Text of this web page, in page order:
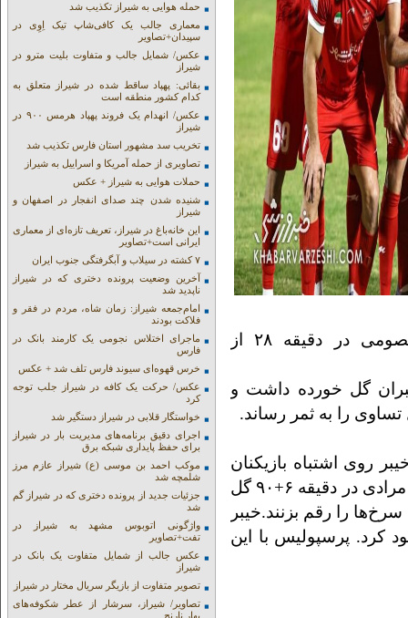
تیم خیبر در نیمه نخست با گلزنی عرفان معصومی در دقیقه ۲۸ از
گل خورده داشت و
روی اشتباه بازیکنان
پرسپولیس در میانه میدان ضد حمله زدند و عیسی مرادی در دقیقه ۶+۹۰ گل
را رقم بزنند.خیبر
صعود کرد. پرسپولیس با این
حمله هوایی به شیراز تکذیب شد
معماری جالب یک کافی‌شاپ تیک اِوِی در
سپیدان+تصاویر
عکس/ شمایل جالب و متفاوت بلیت مترو در
شیراز
بقائی: پهپاد ساقط شده در شیراز متعلق به
کدام کشور منطقه است
عکس/ انهدام یک فروند پهپاد هرمس ۹۰۰ در
شیراز
تخریب سد مشهور استان فارس تکذیب شد
تصاویری از حمله آمریکا و اسراییل به شیراز
حملات هوایی به شیراز + عکس
شنیده شدن چند صدای انفجار در اصفهان و
شیراز
این خانه‌باغ در شیراز، تعریف تازه‌ای از معماری
ایرانی است+تصاویر
۷ کشته در سیلاب و آبگرفتگی جنوب ایران
آخرین وضعیت پرونده دختری که در شیراز
ناپدید شد
امام‌جمعه شیراز: زمان شاه، مردم در فقر و
فلاکت بودند
ماجرای اختلاس نجومی یک کارمند بانک در
فارس
خرس قهوه‌ای سیوند فارس تلف شد + عکس
عکس/ حرکت یک کافه در شیراز جلب توجه
کرد
خواستگار قلابی در شیراز دستگیر شد
اجرای دقیق برنامه‌های مدیریت بار در شیراز
برای حفظ پایداری شبکه برق
موکب احمد بن موسی (ع) شیراز عازم مرز
شلمچه شد
جزئیات جدید از پرونده دختری که در شیراز گم
شد
واژگونی اتوبوس مشهد به شیراز در
تفت+تصاویر
عکس جالب از شمایل متفاوت یک بانک در
شیراز
تصویر متفاوت از بازیگر سریال مختار در شیراز
تصاویر/ شیراز، سرشار از عطر شکوفه‌های
بهار نارنج